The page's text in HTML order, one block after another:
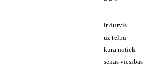
ir durvis
uz telpu
kurā notiek
senas viesības